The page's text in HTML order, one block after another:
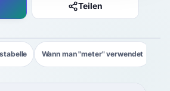
Teilen
Wann man "meter" verwendet